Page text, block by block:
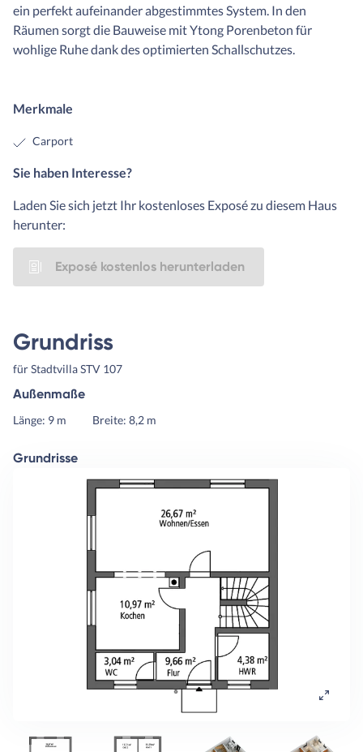
ein perfekt aufeinander abgestimmtes System. In den
Räumen sorgt die Bauweise mit Ytong Porenbeton für
wohlige Ruhe dank des optimierten Schallschutzes.
Merkmale
Carport
Sie haben Interesse?
Laden Sie sich jetzt Ihr kostenloses Exposé zu diesem Haus
herunter:
Exposé kostenlos herunterladen
Grundriss
für Stadtvilla STV 107
Außenmaße
Länge: 9 m Breite: 8,2 m
Grundrisse